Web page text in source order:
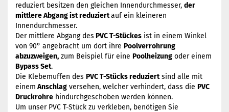
reduziert besitzen den gleichen Innendurchmesser, der
mittlere Abgang ist reduziertauf ein kleineren
Innendurchmesser.
Der mittlere Abgang des PVC T-Stückes ist in einem Winkel
von 90° angebracht um dort ihre Poolverrohrung
abzuzweigen, zum Beispiel für eine Poolheizung oder einem
Bypass Set.
Die Klebemuffen des PVC T-Stücks reduziertsind alle mit
einem Anschlag versehen, welcher verhindert, dass die PVC
Druckrohre hindurchgeschoben werden können.
Um unser PVC T-Stück zu verkleben, benötigen Sie